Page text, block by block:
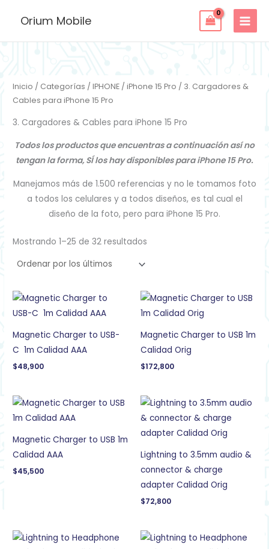
Orium Mobile
Inicio / Categorías /IPHONE /iPhone 15 Pro / 3. Cargadores &
Cables para iPhone 15 Pro
3. Cargadores & Cables para iPhone 15 Pro
Todos los productos que encuentras a continuación así no
tengan la forma, SÍ los hay disponibles para iPhone 15 Pro.
Manejamos más de 1.500 referencias y no le tomamos foto
a todos los celulares y a todos diseños, es tal cual el
diseño de la foto, pero para iPhone 15 Pro.
Mostrando 1–25 de 32 resultados
Magnetic Charger to USB-
C 1m Calidad AAA
$48,900
Magnetic Charger to USB 1m
Calidad Orig
$172,800
Magnetic Charger to USB 1m
Calidad AAA
$45,500
Lightning to 3.5mm audio &
connector & charge
adapter Calidad Orig
$72,800